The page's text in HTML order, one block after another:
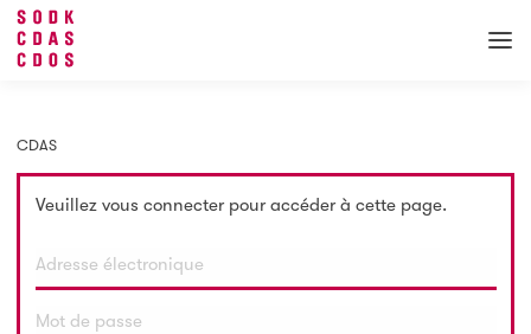
CDAS
Veuillez vous connecter pour accéder à cette page.